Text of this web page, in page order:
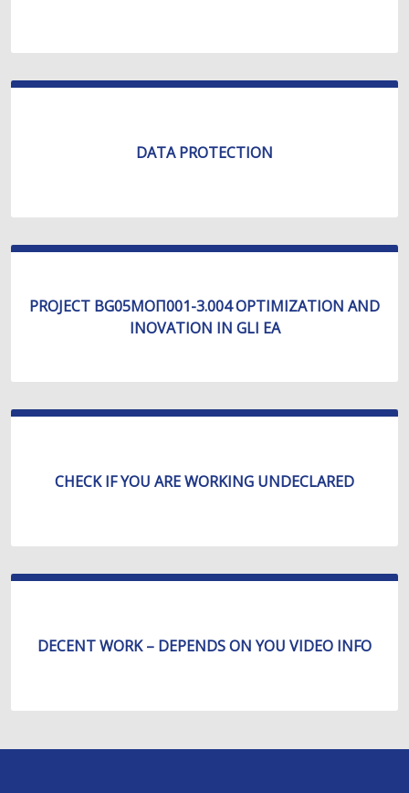
DATA PROTECTION
PROJECT BG05МОП001-3.004 OPTIMIZATION AND
INOVATION IN GLI EA
CHECK IF YOU ARE WORKING UNDECLARED
DECENT WORK – DEPENDS ON YOU VIDEO INFO